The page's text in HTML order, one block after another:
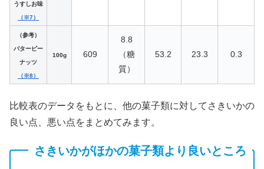
うすしお味
（※7）
（参考）
バターピー
ナッツ
（※8）
100g 609
8.8
（糖
質）
53.2 23.3 0.3
比較表のデータをもとに、他の菓子類に対してさきいかの
良い点、悪い点をまとめてみます。
さきいかがほかの菓子類より良いところ